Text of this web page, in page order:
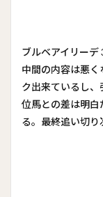
ブルベアイリーデ
中間の内容は悪
ク出来ているし
位馬との差は明白
る。最終追い切り